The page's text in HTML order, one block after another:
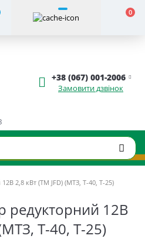
0
+38 (067) 001-2006
Замовити дзвінок
2,8 кВт (TM JFD) (МТЗ, Т-40, Т-25)
редукторний 12В
Т-40, Т-25)